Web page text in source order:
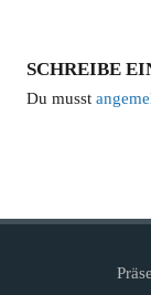
SCHREIBE
Du musst